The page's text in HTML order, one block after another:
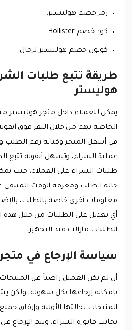
رمز خصم هوليستر.
كود خصم Hollister.
كوبون خصم هوليستر لرجال.
طريقة تتبع طلبات
هوليستر
يمكن للعملاء داخل متجر هوليستر
الخاصة بهم من خلال النقر فوق
في أسفل المتجر وكتابة رقم الطلب
عملية الشراء، وتسهل أيقونة تتبع
طلبات الشراء على العملاء، حيث
حالة الطلب ومعرفة الوقت المتبقي
معلومات أخرى خاصة بالطلب،
أي تعديل على الطلبات من خلال هذه
الطلبات مازالت قيد التجهيز،
سياسة الإرجاع في
أن لم يكن العميل راضياً عن
بإمكانه إرجاعها بكل سهولة، ولكن
المنتجات بحالتها الأولية وإرفاق
بجانب فاتورة الشراء، ويتم الإرجاع